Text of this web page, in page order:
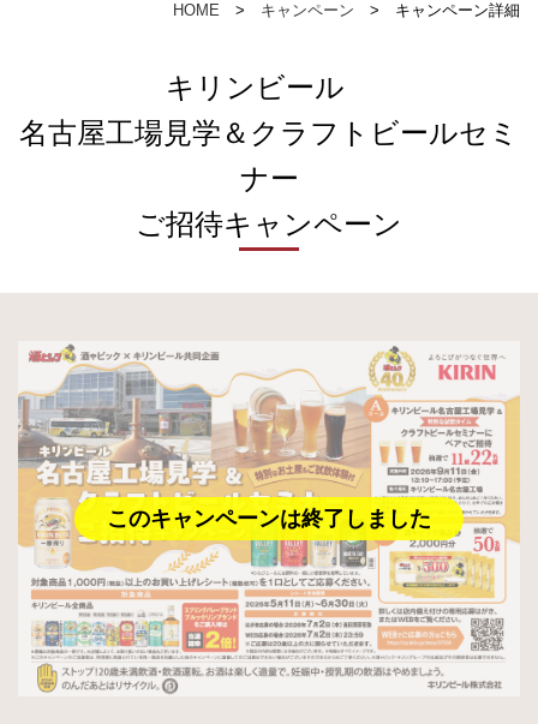
HOME キャンペーン キャンペーン詳細
キリンビール
名古屋工場見学＆クラフトビールセミ
ナー
ご招待キャンペーン